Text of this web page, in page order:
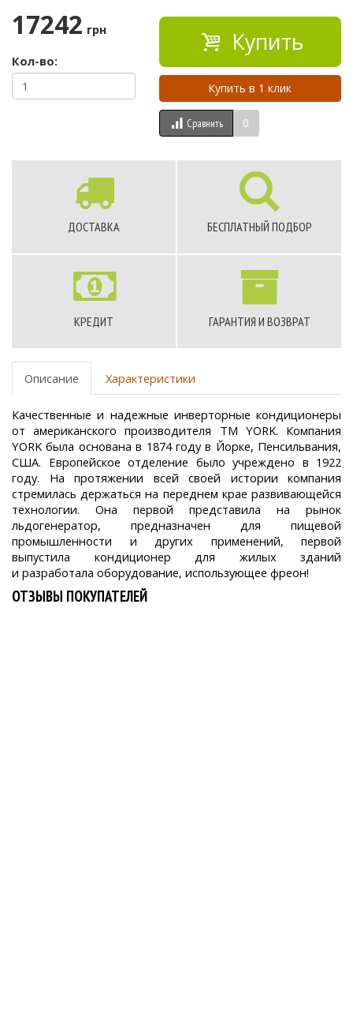
17242 грн
Кол-во:
Купить
Купить в 1 клик
Сравнить 0
ДОСТАВКА БЕСПЛАТНЫЙ ПОДБОР
КРЕДИТ ГАРАНТИЯ И ВОЗВРАТ
Описание Характеристики
Качественные и надежные инверторные кондиционеры
от американского производителя ТМ YORK. Компания
YORK была основана в 1874 году в Йорке, Пенсильвания,
США. Европейское отделение было учреждено в 1922
году. На протяжении всей своей истории компания
стремилась держаться на переднем крае развивающейся
технологии. Она первой представила на рынок
льдогенератор, предназначен для пищевой
промышленности и других применений, первой
выпустила кондиционер для жилых зданий
и разработала оборудование, использующее фреон!
ОТЗЫВЫ ПОКУПАТЕЛЕЙ